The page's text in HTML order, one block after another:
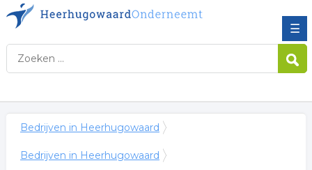
☰
Bedrijven in Heerhugowaard
Bedrijven in Heerhugowaard